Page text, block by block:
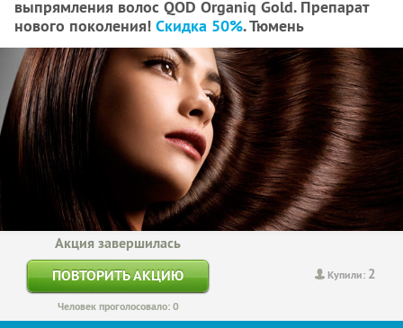
выпрямления волос QOD Organiq Gold. Препарат
нового поколения! Скидка 50%. Тюмень
Купили: 2
Акция завершилась
ПОВТОРИТЬ АКЦИЮ
Человек проголосовало: 0